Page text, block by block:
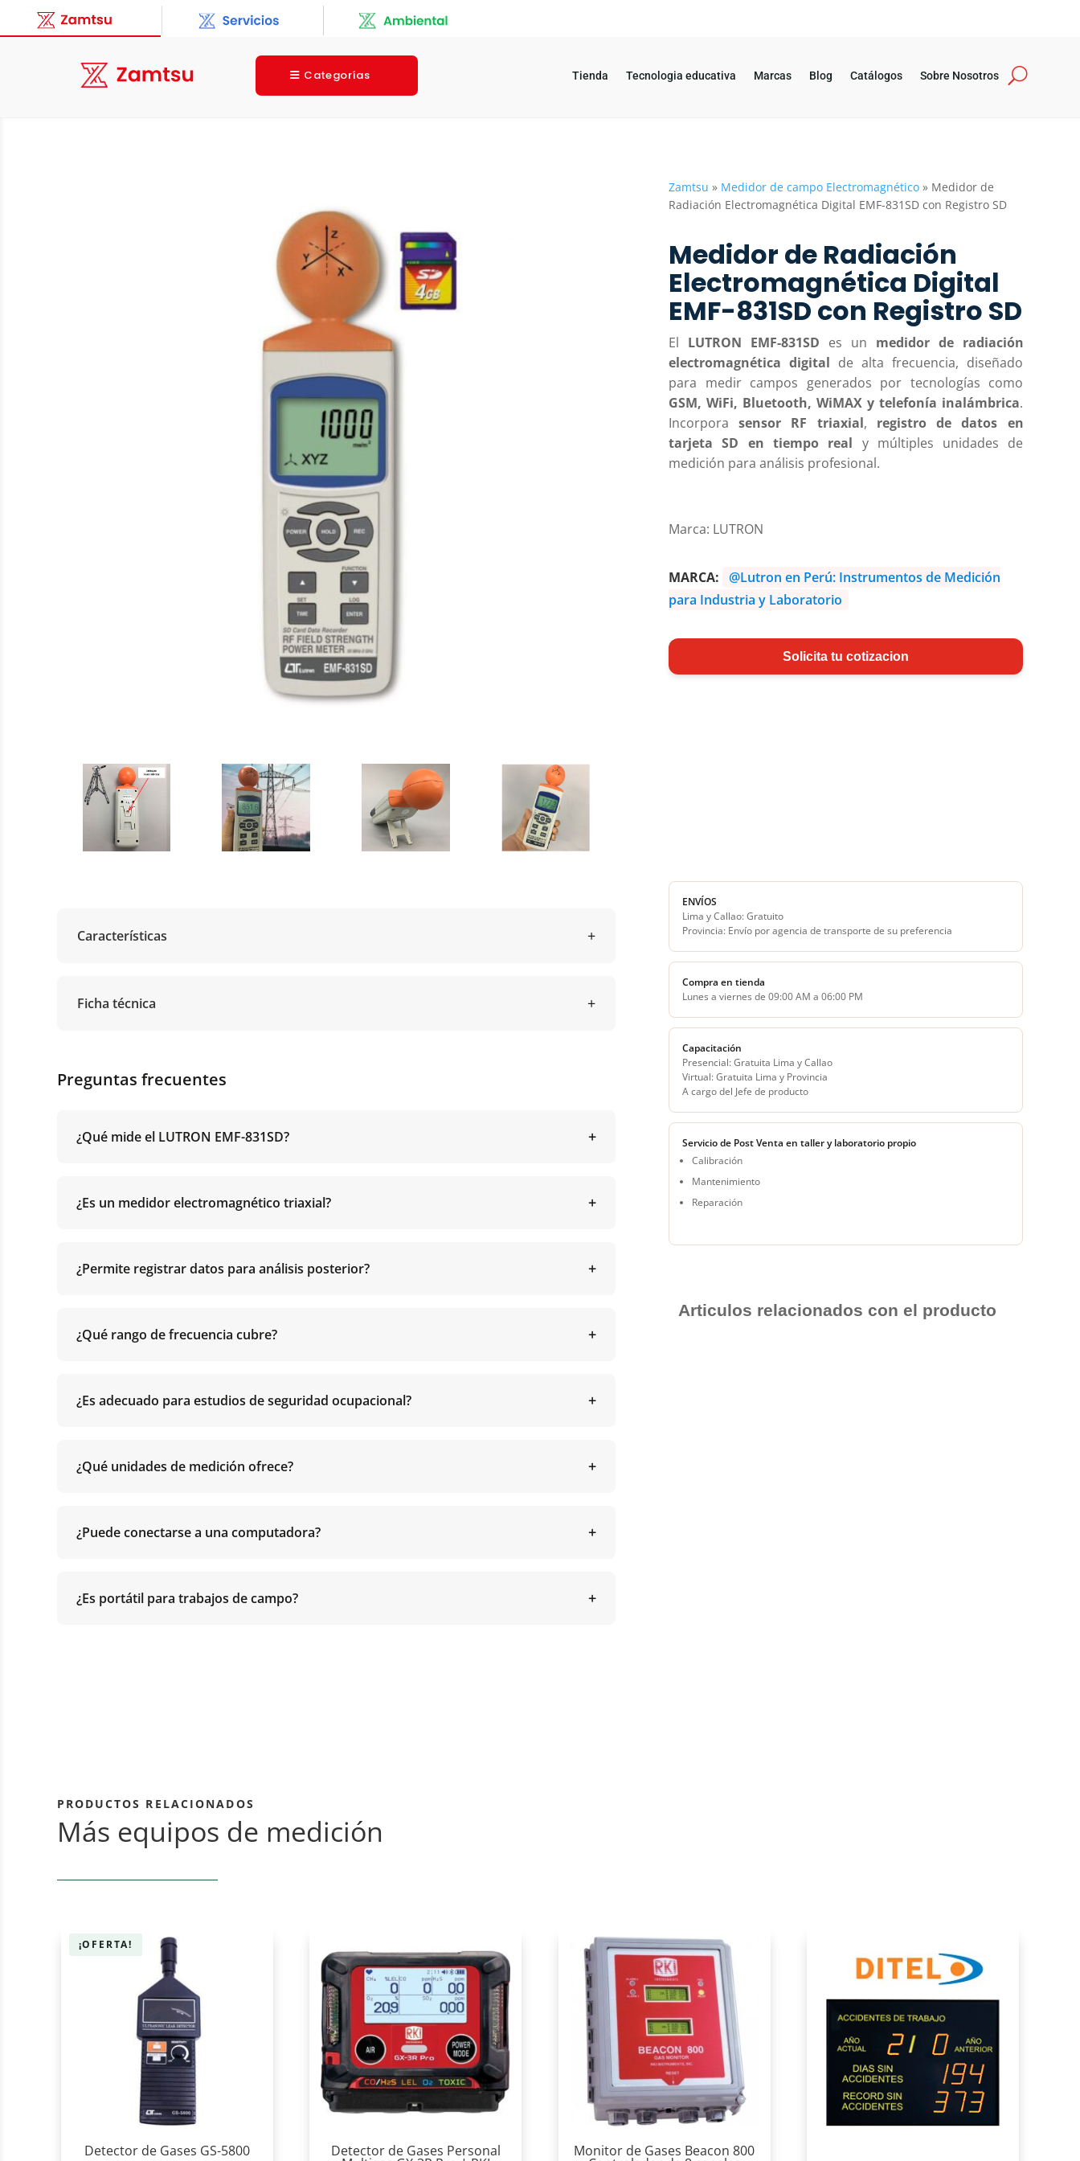
Categorías Tienda Tecnologia educativa Marcas Blog Catálogos Sobre Nosotros
Zamtsu » Medidor de campo Electromagnético» Medidor de
Radiación Electromagnética Digital EMF-831SD con Registro SD
Medidor de Radiación
Electromagnética Digital
EMF-831SD con Registro SD
El LUTRON EMF-831SD es un medidor de radiación
electromagnética digital de alta frecuencia, diseñado
para medir campos generados por tecnologías como
GSM, WiFi, Bluetooth, WiMAX y telefonía inalámbrica.
Incorporasensor RF triaxial, registro de datos en
tarjeta SD en tiempo real y múltiples unidades de
medición para análisis profesional.
Marca: LUTRON
MARCA: @Lutron en Perú: Instrumentos de Medición
para Industria y Laboratorio
Solicita tu cotizacion
Características
Ficha técnica
Preguntas frecuentes
¿Qué mide el LUTRON EMF-831SD?
¿Es un medidor electromagnético triaxial?
¿Permite registrar datos para análisis posterior?
¿Qué rango de frecuencia cubre?
¿Es adecuado para estudios de seguridad ocupacional?
¿Qué unidades de medición ofrece?
¿Puede conectarse a una computadora?
¿Es portátil para trabajos de campo?
ENVÍOS
Lima y Callao: Gratuito
Provincia: Envío por agencia de transporte de su preferencia
Compra en tienda
Lunes a viernes de 09:00 AM a 06:00 PM
Capacitación
Presencial: Gratuita Lima y Callao
Virtual: Gratuita Lima y Provincia
A cargo del Jefe de producto
Servicio de Post Venta en taller y laboratorio propio
Calibración
Mantenimiento
Reparación
Articulos relacionados con el producto
PRODUCTOS RELACIONADOS
Más equipos de medición
¡OFERTA!
Detector de Gases GS-5800 Detector de Gases Personal Monitor de Gases Beacon 800